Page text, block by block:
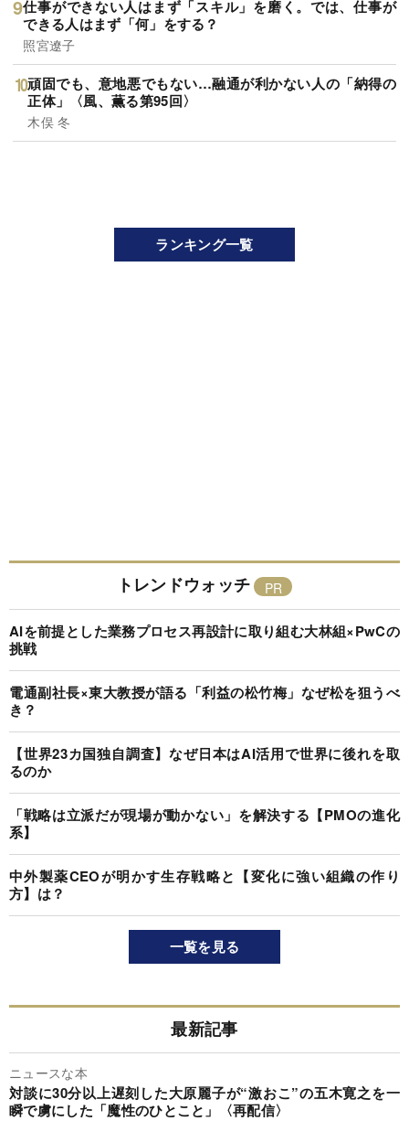
仕事ができない人はまず「スキル」を磨く。では、仕事が
できる人はまず「何」をする？
照宮遼子
頑固でも、意地悪でもない…融通が利かない人の「納得の
正体」〈風、薫る第95回〉
木俣 冬
ランキング一覧
トレンドウォッチ
AIを前提とした業務プロセス再設計に取り組む大林組×PwCの
挑戦
電通副社長×東大教授が語る「利益の松竹梅」なぜ松を狙うべ
き？
【世界23カ国独自調査】なぜ日本はAI活用で世界に後れを取
るのか
「戦略は立派だが現場が動かない」を解決する【PMOの進化
系】
中外製薬CEOが明かす生存戦略と【変化に強い組織の作り
方】は？
一覧を見る
最新記事
ニュースな本
対談に30分以上遅刻した大原麗子が“激おこ”の五木寛之を一
瞬で虜にした「魔性のひとこと」〈再配信〉